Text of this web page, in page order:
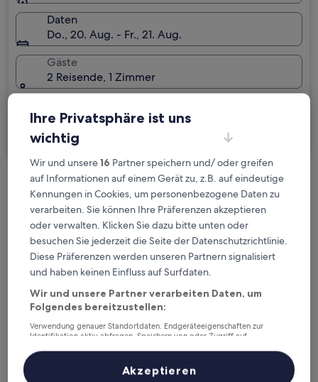
Daten
Do., 20. Aug. - Fr., 21. Aug.
Gäste
2 Reisende, 1 Zimmer
Kostenlose Stornierung bei
Planänderungen
Verdiene Prämien für jede
wahrgenommene Übernachtung
Mehr sparen mit Preisen für Mitglieder
Überprüfe die Preise für diese Daten
Ihre Privatsphäre ist uns
wichtig
Wir und unsere16 Partner speichern und/ oder greifen
auf Informationen auf einem Gerät zu, z.B. auf eindeutige
Kennungen in Cookies, um personenbezogene Daten zu
verarbeiten. Sie können Ihre Präferenzen akzeptieren
oder verwalten. Klicken Sie dazu bitte unten oder
besuchen Sie jederzeit die Seite der Datenschutzrichtlinie.
Diese Präferenzen werden unseren Partnern signalisiert
und haben keinen Einfluss auf Surfdaten.
Wir und unsere Partner verarbeiten Daten, um
Folgendes bereitzustellen:
Verwendung genauer Standortdaten. Endgeräteeigenschaften zur
Identifikation aktiv abfragen. Speichern von oder Zugriff auf
Inhalte, Messung von Werbeleistung und der Performance von Inhalten,
Zielgruppenforschung sowie Entwicklung und Verbesserung von
Akzeptieren